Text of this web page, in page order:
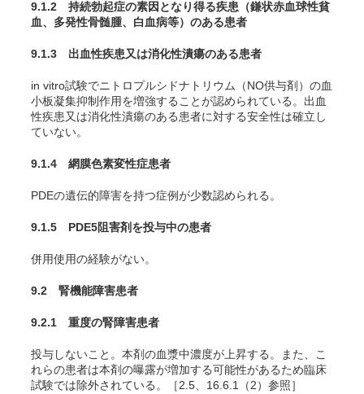
9.1.2 持続勃起症の素因となり得る疾患（鎌状赤血球性貧
血、多発性骨髄腫、白血病等）のある患者
9.1.3 出血性疾患又は消化性潰瘍のある患者
in vitro試験でニトロプルシドナトリウム（NO供与剤）の血
小板凝集抑制作用を増強することが認められている。出血
性疾患又は消化性潰瘍のある患者に対する安全性は確立し
ていない。
9.1.4 網膜色素変性症患者
PDEの遺伝的障害を持つ症例が少数認められる。
9.1.5 PDE5阻害剤を投与中の患者
併用使用の経験がない。
9.2 腎機能障害患者
9.2.1 重度の腎障害患者
投与しないこと。本剤の血漿中濃度が上昇する。また、こ
れらの患者は本剤の曝露が増加する可能性があるため臨床
試験では除外されている。［2.5、16.6.1（2）参照］